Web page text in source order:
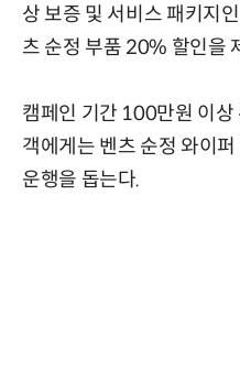
상 보증 및 서비스 패키지
츠 순정 부품 20% 할인을
캠페인 기간 100만원 이상
객에게는 벤츠 순정 와이
운행을 돕는다.